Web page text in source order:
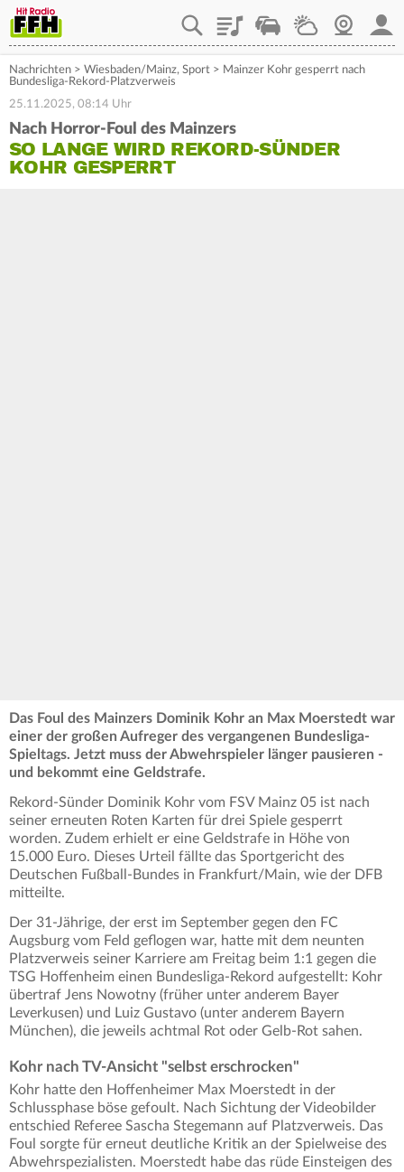
PlaylistStaupilotWetterWebcam
Nachrichten > Wiesbaden/Mainz, Sport > Mainzer Kohr gesperrt nach
Bundesliga-Rekord-Platzverweis
25.11.2025, 08:14 Uhr
Nach Horror-Foul des Mainzers
SO LANGE WIRD REKORD-SÜNDER
KOHR GESPERRT
Das Foul des Mainzers Dominik Kohr an Max Moerstedt war
einer der großen Aufreger des vergangenen Bundesliga-
Spieltags. Jetzt muss der Abwehrspieler länger pausieren -
und bekommt eine Geldstrafe.
Rekord-Sünder Dominik Kohr vom FSV Mainz 05 ist nach
seiner erneuten Roten Karten für drei Spiele gesperrt
worden. Zudem erhielt er eine Geldstrafe in Höhe von
15.000 Euro. Dieses Urteil fällte das Sportgericht des
Deutschen Fußball-Bundes in Frankfurt/Main, wie der DFB
mitteilte.
Der 31-Jährige, der erst im September gegen den FC
Augsburg vom Feld geflogen war, hatte mit dem neunten
Platzverweis seiner Karriere am Freitag beim 1:1 gegen die
TSG Hoffenheim einen Bundesliga-Rekord aufgestellt: Kohr
übertraf Jens Nowotny (früher unter anderem Bayer
Leverkusen) und Luiz Gustavo (unter anderem Bayern
München), die jeweils achtmal Rot oder Gelb-Rot sahen.
Kohr nach TV-Ansicht "selbst erschrocken"
Kohr hatte den Hoffenheimer Max Moerstedt in der
Schlussphase böse gefoult. Nach Sichtung der Videobilder
entschied Referee Sascha Stegemann auf Platzverweis. Das
Foul sorgte für erneut deutliche Kritik an der Spielweise des
Abwehrspezialisten. Moerstedt habe das rüde Einsteigen des